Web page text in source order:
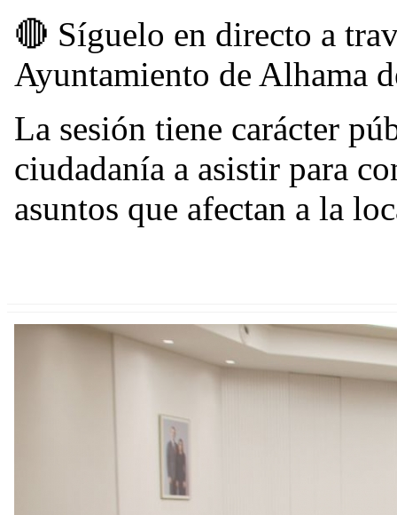
🔴 Síguelo en directo a
Ayuntamiento de Alhama
La sesión tiene carácter
ciudadanía a asistir para
asuntos que afectan a la